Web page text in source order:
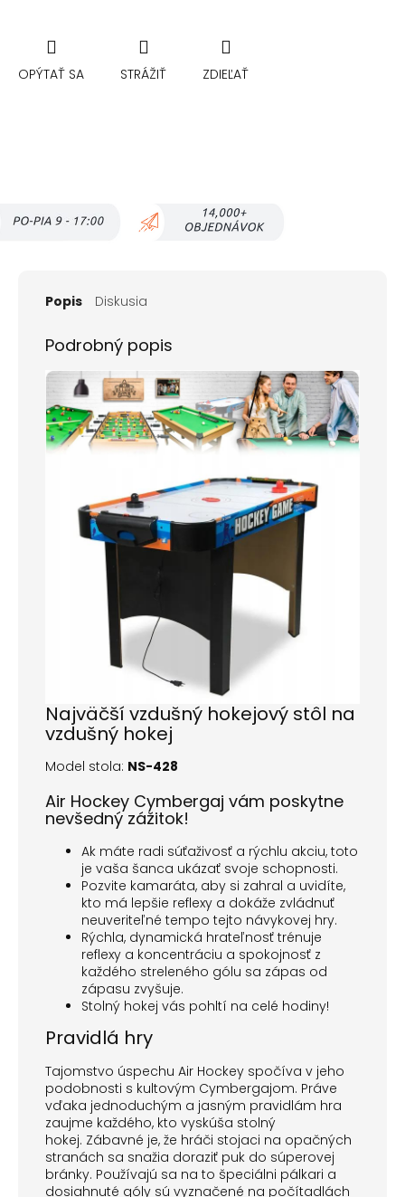
OPÝTAŤ SA STRÁŽIŤ ZDIEĽAŤ
Popis Diskusia
Podrobný popis
Najväčší vzdušný hokejový stôl na
vzdušný hokej
Model stola: NS-428
Air Hockey Cymbergaj vám poskytne
nevšedný zážitok!
Ak máte radi súťaživosť a rýchlu akciu, toto
je vaša šanca ukázať svoje schopnosti.
Pozvite kamaráta, aby si zahral a uvidíte,
kto má lepšie reflexy a dokáže zvládnuť
neuveriteľné tempo tejto návykovej hry.
Rýchla, dynamická hrateľnosť trénuje
reflexy a koncentráciu a spokojnosť z
každého streleného gólu sa zápas od
zápasu zvyšuje.
Stolný hokej vás pohltí na celé hodiny!
Pravidlá hry
Tajomstvo úspechu Air Hockey spočíva v jeho
podobnosti s kultovým Cymbergajom. Práve
vďaka jednoduchým a jasným pravidlám hra
zaujme každého, kto vyskúša stolný
hokej. Zábavné je, že hráči stojaci na opačných
stranách sa snažia doraziť puk do súperovej
bránky. Používajú sa na to špeciálni pálkari a
dosiahnuté góly sú vyznačené na počítadlách